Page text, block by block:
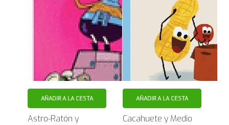
AÑADIR A LA CESTA
Astro-Ratón y
AÑADIR A LA CESTA
Cacahuete y Medio